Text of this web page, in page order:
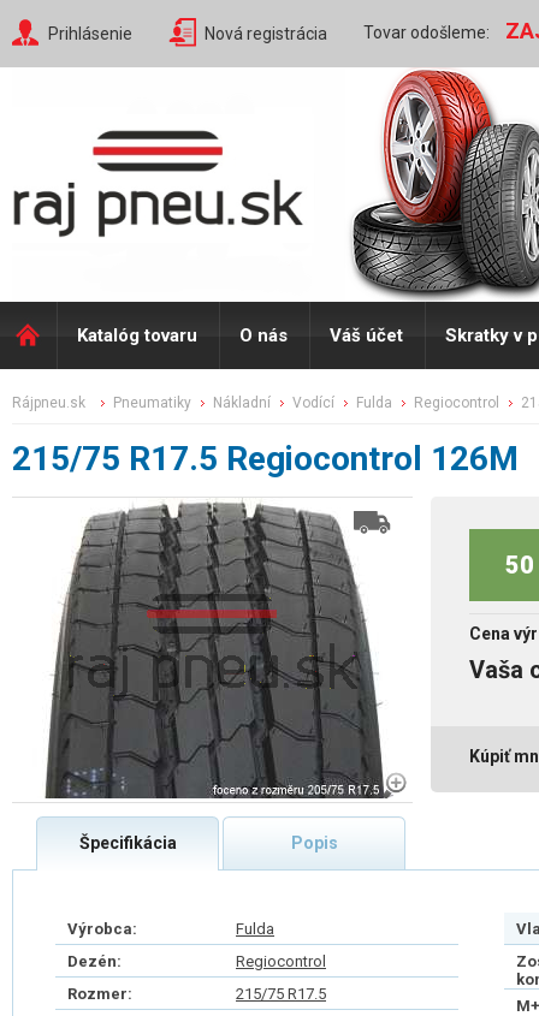
Prihlásenie Nová registrácia Tovar odošleme:
Katalóg tovaru O nás Váš účet Skratky v
rájpneu.sk pneumatiky nákladní vodící fulda regiocontrol
215/75 R17.5 Regiocontrol 126M
50
Cena
Vaša
Kúpiť
Špecifikácia Popis
Výrobca:
Fulda
Dezén:
Regiocontrol
Rozmer:
215/75 R17.5